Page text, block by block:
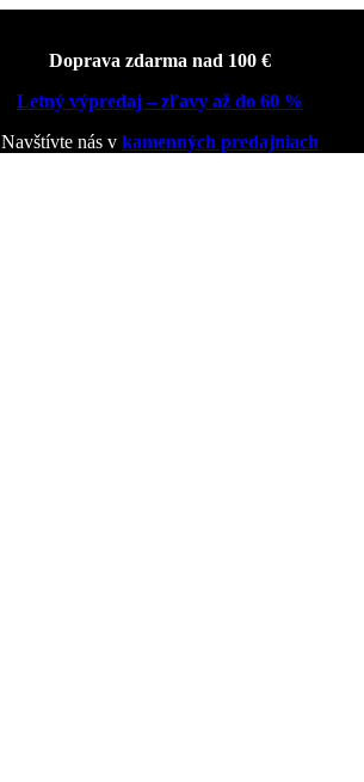
Doprava zdarma nad 100 €
Letný výpredaj – zľavy až do 60 %
Navštívte nás v kamenných predajniach